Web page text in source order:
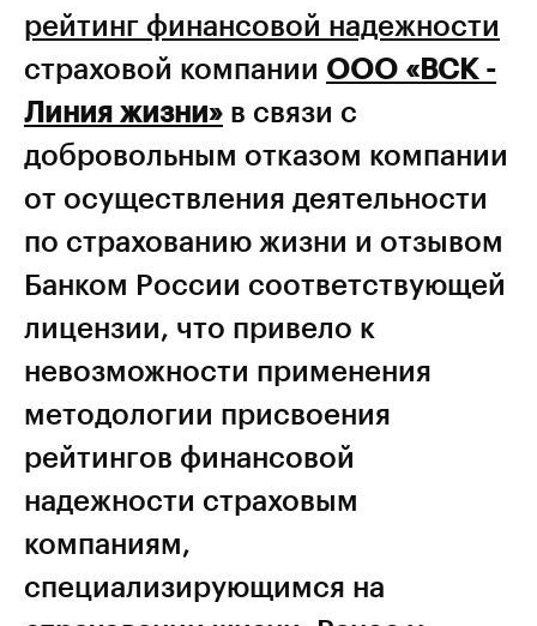
рейтинг финансовой надежности
страховой компании ООО «ВСК -
Линия жизни» в связи с
добровольным отказом компании
от осуществления деятельности
по страхованию жизни и отзывом
Банком России соответствующей
лицензии, что привело к
невозможности применения
методологии присвоения
рейтингов финансовой
надежности страховым
компаниям,
специализирующимся на